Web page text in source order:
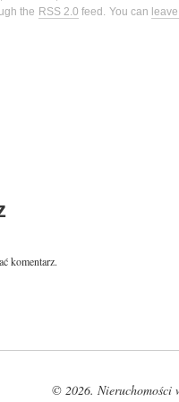
the RSS 2.0 feed. You can
komentarz.
© 2026. Nieruchomości